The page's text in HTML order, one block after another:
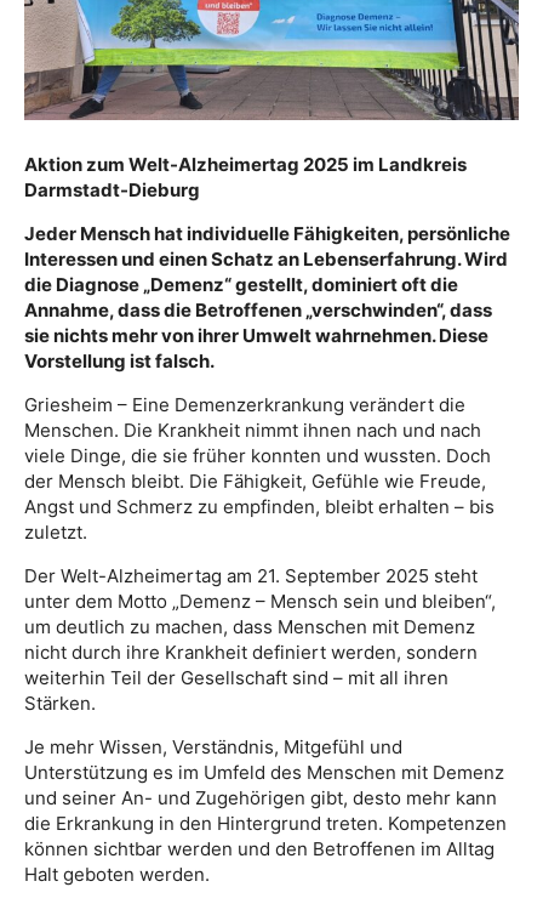
Aktion zum Welt-Alzheimertag 2025 im Landkreis
Darmstadt-Dieburg
Jeder Mensch hat individuelle Fähigkeiten, persönliche
Interessen und einen Schatz an Lebenserfahrung. Wird
die Diagnose „Demenz“ gestellt, dominiert oft die
Annahme, dass die Betroffenen „verschwinden“, dass
sie nichts mehr von ihrer Umwelt wahrnehmen. Diese
Vorstellung ist falsch.
Griesheim – Eine Demenzerkrankung verändert die
Menschen. Die Krankheit nimmt ihnen nach und nach
viele Dinge, die sie früher konnten und wussten. Doch
der Mensch bleibt. Die Fähigkeit, Gefühle wie Freude,
Angst und Schmerz zu empfinden, bleibt erhalten – bis
zuletzt.
Der Welt-Alzheimertag am 21. September 2025 steht
unter dem Motto „Demenz – Mensch sein und bleiben“,
um deutlich zu machen, dass Menschen mit Demenz
nicht durch ihre Krankheit definiert werden, sondern
weiterhin Teil der Gesellschaft sind – mit all ihren
Stärken.
Je mehr Wissen, Verständnis, Mitgefühl und
Unterstützung es im Umfeld des Menschen mit Demenz
und seiner An- und Zugehörigen gibt, desto mehr kann
die Erkrankung in den Hintergrund treten. Kompetenzen
können sichtbar werden und den Betroffenen im Alltag
Halt geboten werden.